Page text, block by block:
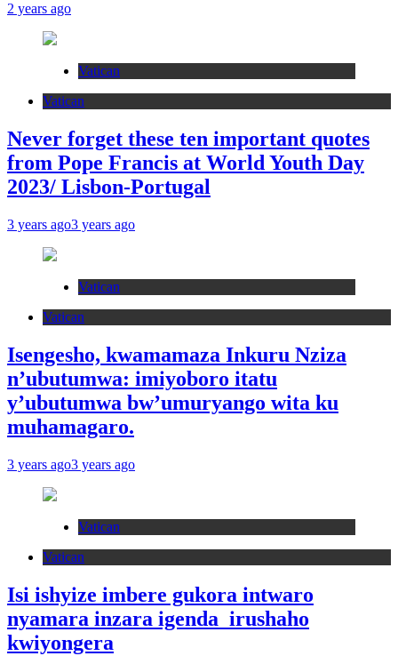
2 years ago
Vatican
Vatican
Never forget these ten important quotes
from Pope Francis at World Youth Day
2023/ Lisbon-Portugal
3 years ago3 years ago
Vatican
Vatican
Isengesho, kwamamaza Inkuru Nziza
n’ubutumwa: imiyoboro itatu
y’ubutumwa bw’umuryango wita ku
muhamagaro.
3 years ago3 years ago
Vatican
Vatican
Isi ishyize imbere gukora intwaro
nyamara inzara igenda irushaho
kwiyongera